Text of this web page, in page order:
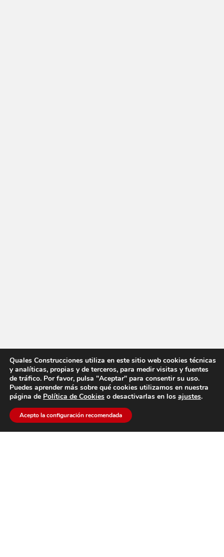
Quales Construcciones utiliza en este sitio web cookies técnicas
y analíticas, propias y de terceros, para medir visitas y fuentes
de tráfico. Por favor, pulsa "Aceptar" para consentir su uso.
Puedes aprender más sobre qué cookies utilizamos en nuestra
página de Política de Cookies o desactivarlas en los ajustes.
Acepto la configuración recomendada